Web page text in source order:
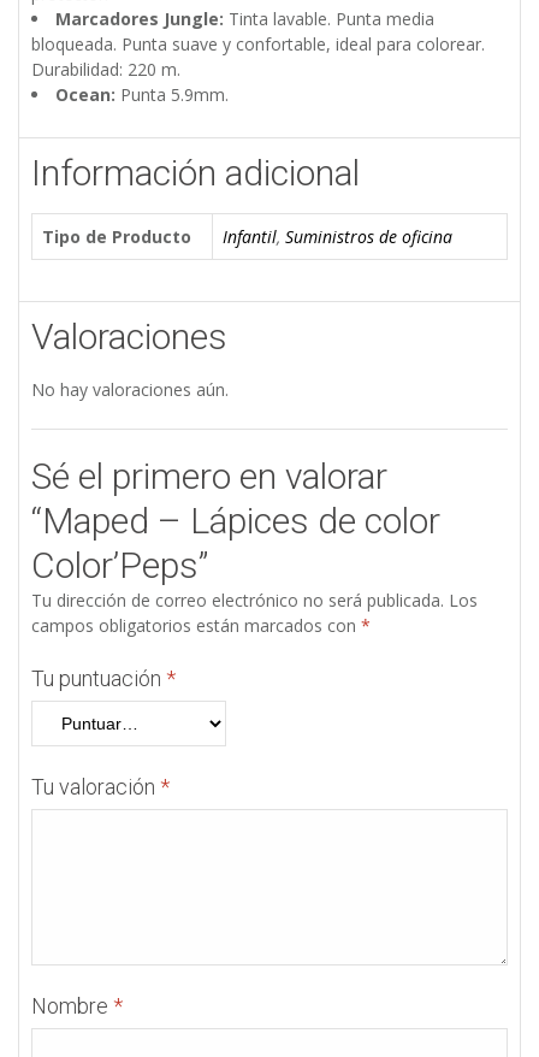
Marcadores Jungle: Tinta lavable. Punta media
bloqueada. Punta suave y confortable, ideal para colorear.
Durabilidad: 220 m.
Ocean: Punta 5.9mm.
Información adicional
Tipo de Producto Infantil, Suministros de oficina
Valoraciones
No hay valoraciones aún.
Sé el primero en valorar
“Maped – Lápices de color
Color’Peps”
Tu dirección de correo electrónico no será publicada. Los
campos obligatorios están marcados con *
Tu puntuación *
Tu valoración *
Nombre *